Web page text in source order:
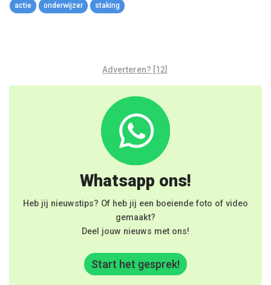
actie onderwijzer staking
Adverteren? [12]
Whatsapp ons!
Heb jij nieuwstips? Of heb jij een boeiende foto of video
gemaakt?
Deel jouw nieuws met ons!
Start het gesprek!